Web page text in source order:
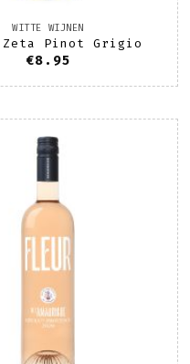
WITTE WIJNEN
Zeta Pinot Grigio
€8.95